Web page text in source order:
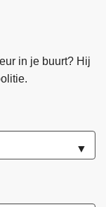
in je buurt? Hij
▼